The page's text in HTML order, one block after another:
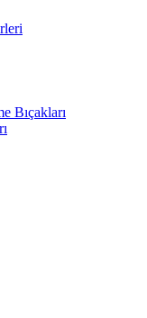
Bıçakları